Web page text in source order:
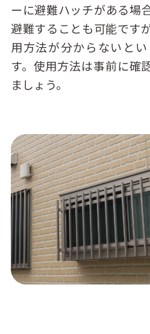
ーに避難ハッチがある場
避難することも可能です
用方法が分からないと
す。使用方法は事前に確
ましょう。